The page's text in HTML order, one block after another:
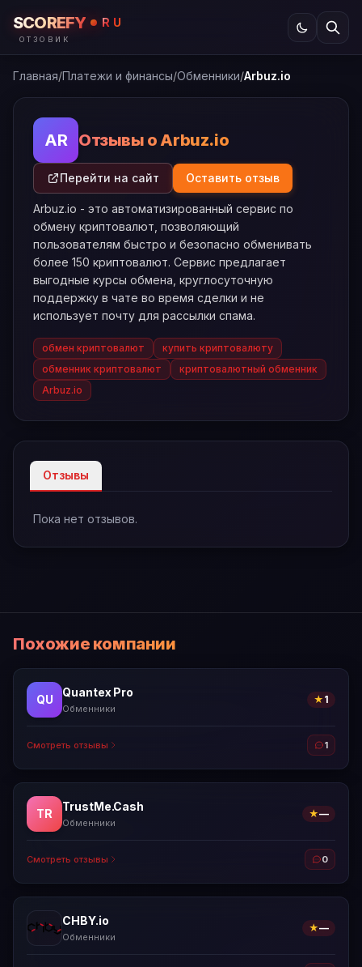
SCOREFY RU
ОТЗОВИК
Главная/Платежи и финансы/Обменники/Arbuz.io
AR Отзывы о Arbuz.io
Перейти на сайт Оставить отзыв
Arbuz.io - это автоматизированный сервис по
обмену криптовалют, позволяющий
пользователям быстро и безопасно обменивать
более 150 криптовалют. Сервис предлагает
выгодные курсы обмена, круглосуточную
поддержку в чате во время сделки и не
использует почту для рассылки спама.
обмен криптовалют
купить криптовалюту
обменник криптовалют
криптовалютный обменник
Arbuz.io
Отзывы
Пока нет отзывов.
Похожие компании
QU
Quantex Pro
Обменники
★ 1
Смотреть отзывы 1
TR
TrustMe.Cash
Обменники
★—
Смотреть отзывы 0
CHBY.io
Обменники
★—